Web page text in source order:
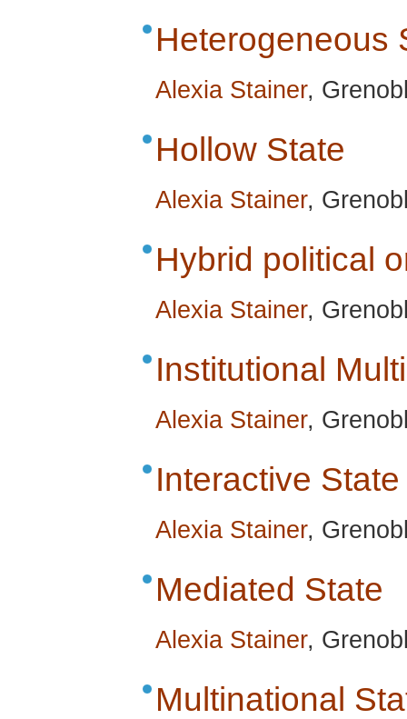
Heterogeneous
Alexia Stainer,
Hollow State
Alexia Stainer,
Hybrid political
Alexia Stainer,
Institutional
Alexia Stainer,
Interactive State
Alexia Stainer,
Mediated State
Alexia Stainer,
Multinational